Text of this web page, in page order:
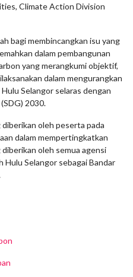
Climate Action Division
bagi membincangkan isu yang
dalam pembangunan
yang merangkumi objektif,
dalam mengurangkan
Selangor selaras dengan
2030.
oleh peserta pada
dalam mempertingkatkan
oleh semua agensi
Hulu Selangor sebagai Bandar